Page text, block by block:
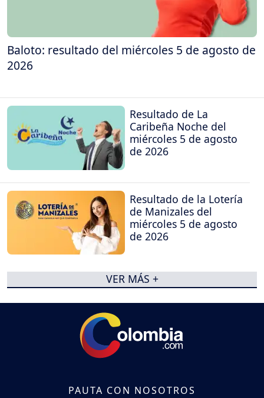
Baloto: resultado del miércoles 5 de agosto de
2026
Resultado de La
Caribeña Noche del
miércoles 5 de agosto
de 2026
Resultado de la Lotería
de Manizales del
miércoles 5 de agosto
de 2026
VER MÁS +
PAUTA CON NOSOTROS